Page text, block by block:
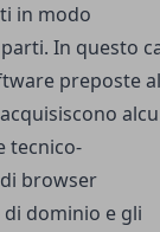
in modo
In questo
preposte al
tecnico-
browser
dominio e gli